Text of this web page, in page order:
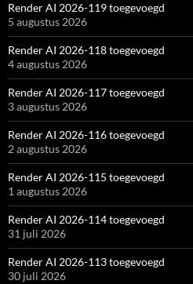
Render AI 2026-119 toegevoegd
5 augustus 2026
Render AI 2026-118 toegevoegd
4 augustus 2026
Render AI 2026-117 toegevoegd
3 augustus 2026
Render AI 2026-116 toegevoegd
2 augustus 2026
Render AI 2026-115 toegevoegd
1 augustus 2026
Render AI 2026-114 toegevoegd
31 juli 2026
Render AI 2026-113 toegevoegd
30 juli 2026